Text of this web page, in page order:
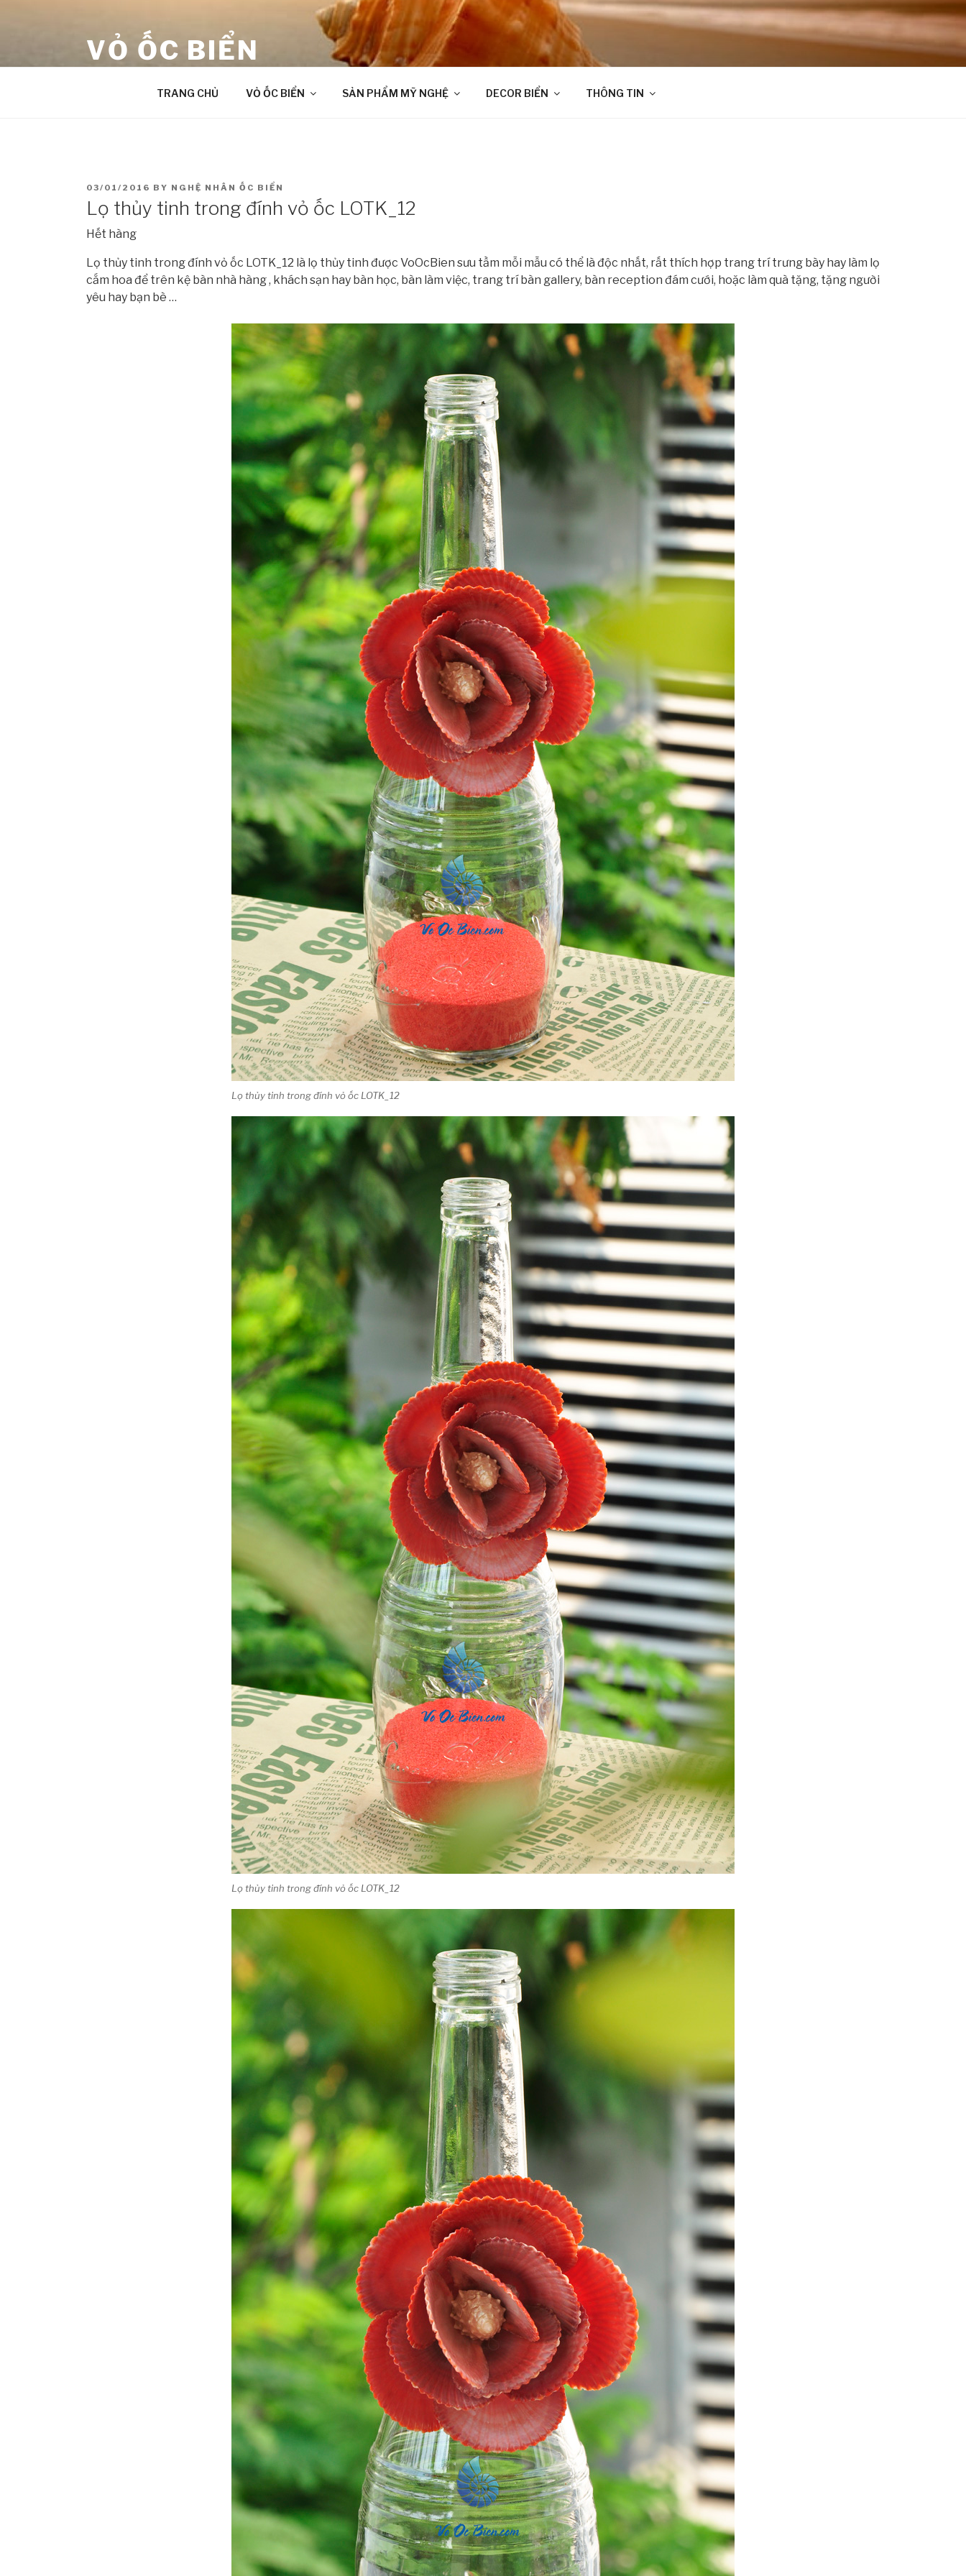
VỎ ỐC BIỂN
TRANG CHỦ VỎ ỐC BIỂN SẢN PHẨM MỸ NGHỆ DECOR BIỂN THÔNG TIN
POSTED
ON
03/01/2016 BY NGHỆ NHÂN ỐC BIỂN
Lọ thủy tinh trong đính vỏ ốc LOTK_12
Hết hàng
Lọ thủy tinh trong đính vỏ ốc LOTK_12 là lọ thủy tinh được VoOcBien sưu tầm mỗi mẫu có thể là độc nhất, rất thích hợp trang trí trưng bày hay làm lọ
cắm hoa để trên kệ bàn nhà hàng , khách sạn hay bàn học, bàn làm việc, trang trí bàn gallery, bàn reception đám cưới, hoặc làm quà tặng, tặng người
yêu hay bạn bè …
Lọ thủy tinh trong đính vỏ ốc LOTK_12
Lọ thủy tinh trong đính vỏ ốc LOTK_12